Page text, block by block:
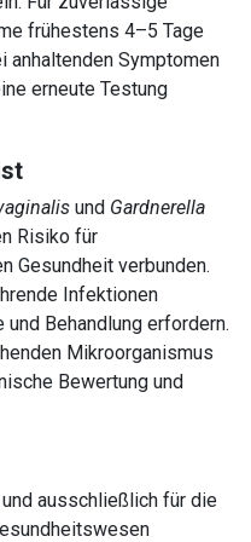
frühestens 4–5 Tage
anhaltenden Symptomen
erneute Testung
und Gardnerella
Risiko für
Gesundheit verbunden.
Infektionen
Behandlung erfordern.
Mikroorganismus
Bewertung und
ausschließlich für die